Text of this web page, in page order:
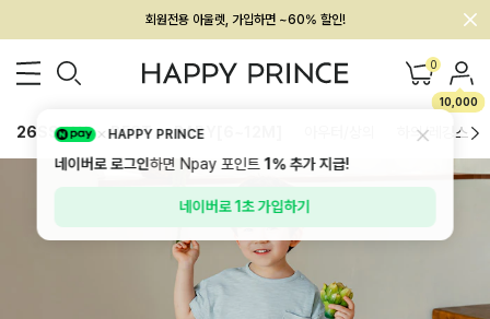
회원전용 아울렛, 가입하면 ~60% 할인!
멤버십 최대 28,000원 혜택 0
10,000
26SS 신상 BEST BABY[6~12M] 하의/레깅스
HAPPY PRINCE
네이버로 로그인하면 Npay 포인트1%추가 지급!
네이버로 1초 가입하기